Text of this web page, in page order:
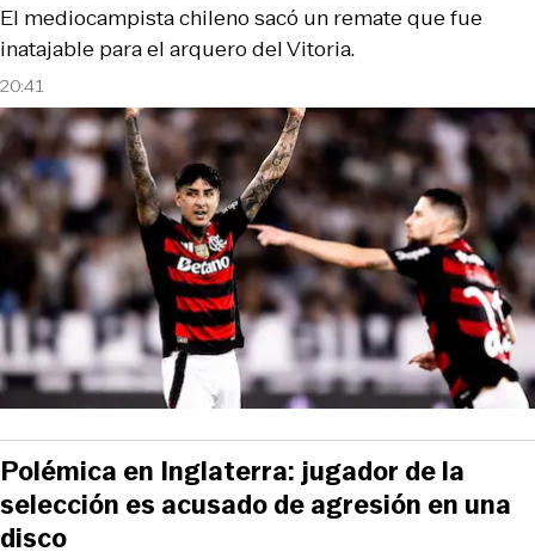
20:41
El mediocampista chileno sacó un remate que fue
inatajable para el arquero del Vitoria.
Polémica en Inglaterra: jugador de la
selección es acusado de agresión en una
disco